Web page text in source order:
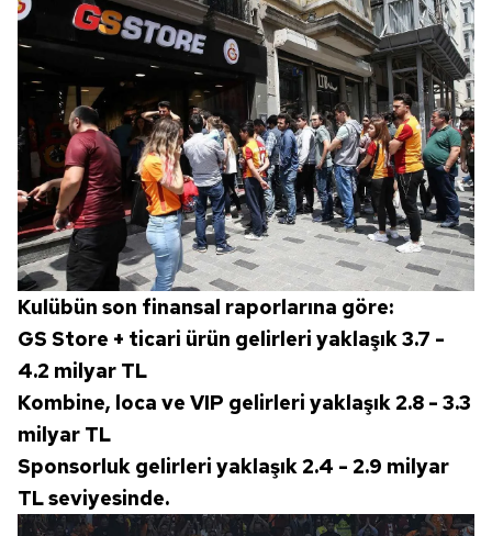
Kulübün son finansal raporlarına göre:
GS Store + ticari ürün gelirleri yaklaşık 3.7 -
4.2 milyar TL
Kombine, loca ve VIP gelirleri yaklaşık 2.8 - 3.3
milyar TL
Sponsorluk gelirleri yaklaşık 2.4 - 2.9 milyar
TL seviyesinde.